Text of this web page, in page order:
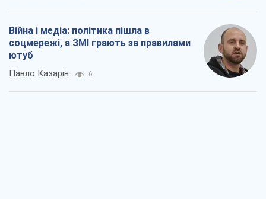
Війна і медіа: політика пішла в
соцмережі, а ЗМІ грають за правилами
ютуб
Павло Казарін 6